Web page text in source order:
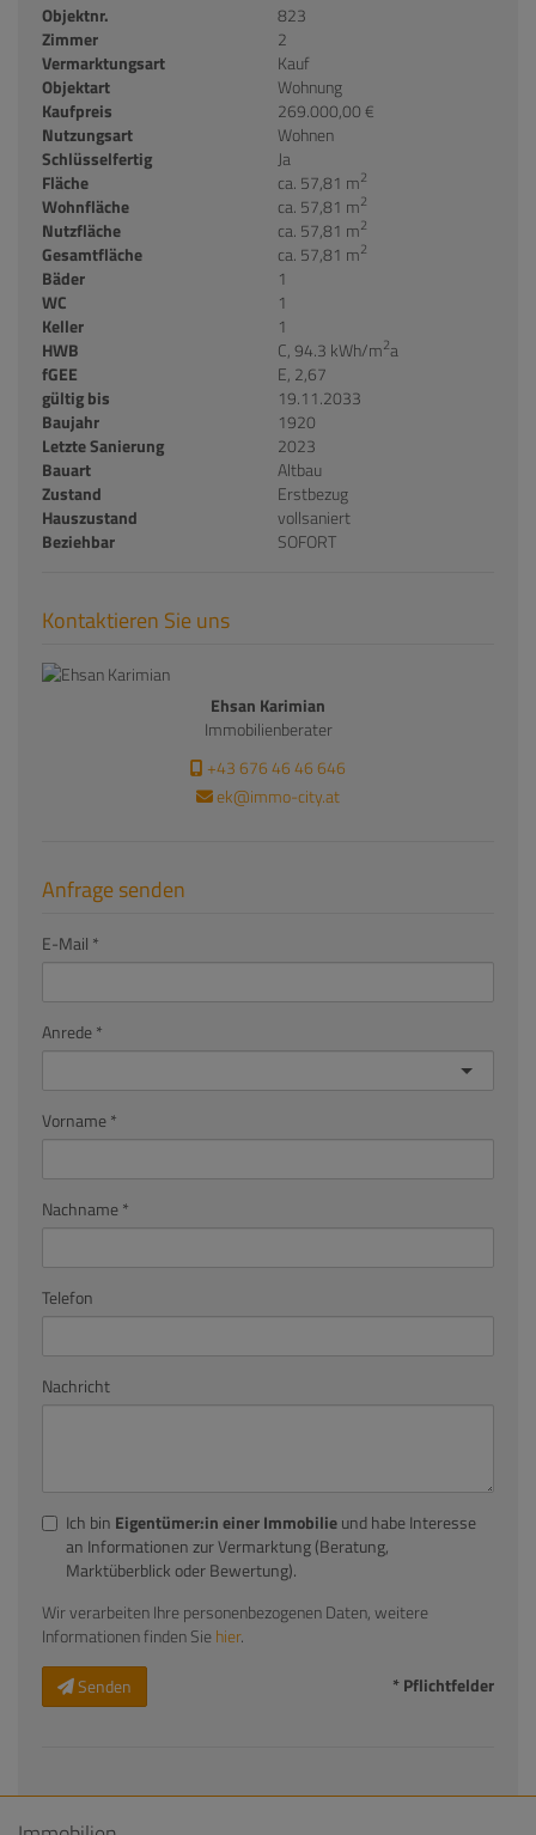
Objektnr.
823
Zimmer
2
Vermarktungsart
Kauf
Objektart
Wohnung
Kaufpreis
269.000,00 €
Nutzungsart
Wohnen
Schlüsselfertig
Ja
Fläche
ca. 57,81 m2
Wohnfläche ca. 57,81 m2
Nutzfläche ca. 57,81 m2
Gesamtfläche ca. 57,81 m2
Bäder
1
WC
1
Keller
1
HWB
C, 94.3 kWh/m2a
fGEE
E, 2,67
gültig bis
19.11.2033
Baujahr
1920
Letzte Sanierung
2023
Bauart
Altbau
Zustand
Erstbezug
Hauszustand
vollsaniert
Beziehbar
SOFORT
Kontaktieren Sie uns
Ehsan Karimian
Immobilienberater
+43 676 46 46 646
ek@immo-city.at
Anfrage senden
E-Mail
Anrede
Vorname
Nachname
Telefon
Nachricht
Ich bin Eigentümer:in einer Immobilieund habe Interesse
an Informationen zur Vermarktung (Beratung,
Marktüberblick oder Bewertung).
Wir verarbeiten Ihre personenbezogenen Daten, weitere
Informationen finden Siehier.
Senden
* Pflichtfelder